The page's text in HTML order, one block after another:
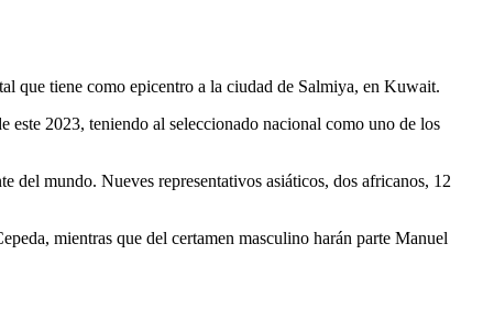
que tiene como epicentro a la ciudad de Salmiya, en Kuwait.
2023, teniendo al seleccionado nacional como uno de los
del mundo. Nueves representativos asiáticos, dos africanos, 12
mientras que del certamen masculino harán parte Manuel